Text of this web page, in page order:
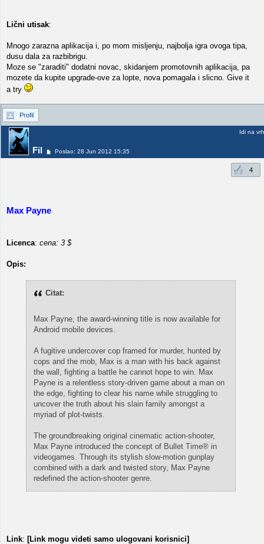
Lični utisak:
Mnogo zarazna aplikacija i, po mom misljenju, najbolja igra ovoga tipa,
dusu dala za razbibrigu.
Moze se "zaraditi" dodatni novac, skidanjem promotovnih aplikacija, pa
mozete da kupite upgrade-ove za lopte, nova pomagala i slicno. Give it
a try
Profil
Fil Poslao: 28 Jun 2012 15:35
Idi na vrh
4
Max Payne
Licenca: cena: 3 $
Opis:
Citat:
Max Payne, the award-winning title is now available for
Android mobile devices.
A fugitive undercover cop framed for murder, hunted by
cops and the mob, Max is a man with his back against
the wall, fighting a battle he cannot hope to win. Max
Payne is a relentless story-driven game about a man on
the edge, fighting to clear his name while struggling to
uncover the truth about his slain family amongst a
myriad of plot-twists.
The groundbreaking original cinematic action-shooter,
Max Payne introduced the concept of Bullet Time® in
videogames. Through its stylish slow-motion gunplay
combined with a dark and twisted story, Max Payne
redefined the action-shooter genre.
Link: [Link mogu videti samo ulogovani korisnici]